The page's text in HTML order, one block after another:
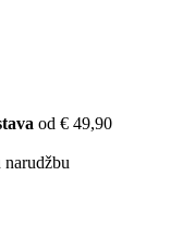
od € 49,90
narudžbu